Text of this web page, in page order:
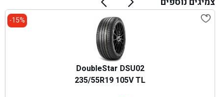
15%-
DoubleStar DSU02
235/55R19 105V TL